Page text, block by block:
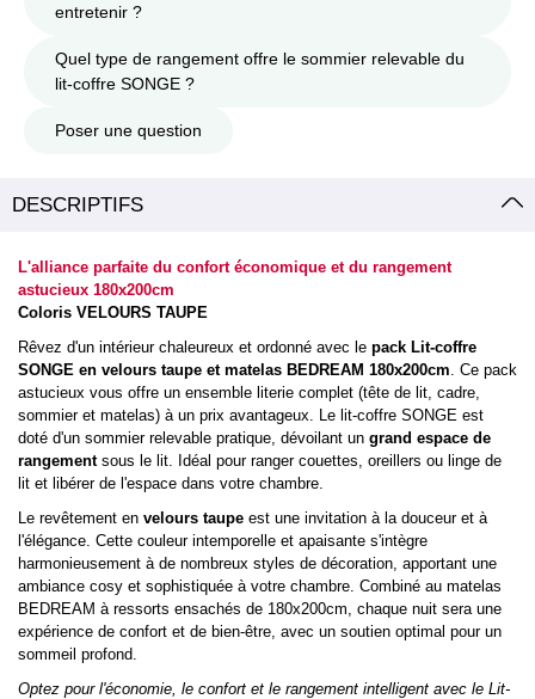
entretenir ?
Quel type de rangement offre le sommier relevable du
lit-coffre SONGE ?
Poser une question
DESCRIPTIFS
L'alliance parfaite du confort économique et du rangement
astucieux 180x200cm
Coloris VELOURS TAUPE
Rêvez d'un intérieur chaleureux et ordonné avec le pack Lit-coffre
SONGE en velours taupe et matelas BEDREAM 180x200cm . Ce pack
astucieux vous offre un ensemble literie complet (tête de lit, cadre,
sommier et matelas) à un prix avantageux. Le lit-coffre SONGE est
doté d'un sommier relevable pratique, dévoilant un grand espace de
rangementsous le lit. Idéal pour ranger couettes, oreillers ou linge de
lit et libérer de l'espace dans votre chambre.
Le revêtement en velours taupe est une invitation à la douceur et à
l'élégance. Cette couleur intemporelle et apaisante s'intègre
harmonieusement à de nombreux styles de décoration, apportant une
ambiance cosy et sophistiquée à votre chambre. Combiné au matelas
BEDREAM à ressorts ensachés de 180x200cm, chaque nuit sera une
expérience de confort et de bien-être, avec un soutien optimal pour un
sommeil profond.
Optez pour l'économie, le confort et le rangement intelligent avec le Lit-